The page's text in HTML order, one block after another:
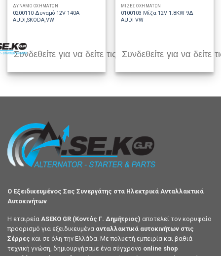
ΔΥΝΑΜΟ ΟΧΗΜΑΤΩΝ
0200110 Δυναμό 12V 140A
AUDI,SKODA,VW
Συνδεθείτε για να δείτε τις τιμές
ΜΙΖΕΣ ΟΧΗΜΑΤΩΝ
0100103 Μίζα 12V 1.8KW 9Δ
AUDI VW
Συνδεθείτε για να δείτε
Ο Εξειδικευμένος Σας Συνεργάτης στα Ηλεκτρικά Ανταλλακτικά
Αυτοκινήτων
Η εταιρεία ASEKO GR (Κοντός Γ. Δημήτριος) αποτελεί τον κορυφαίο
προορισμό για εξειδικευμένα ανταλλακτικά αυτοκινήτων στις
Σέρρες και σε όλη την Ελλάδα. Με πολυετή εμπειρία και βαθιά
τεχνική γνώση, δημιουργήσαμε ένα σύγχρονο online shop